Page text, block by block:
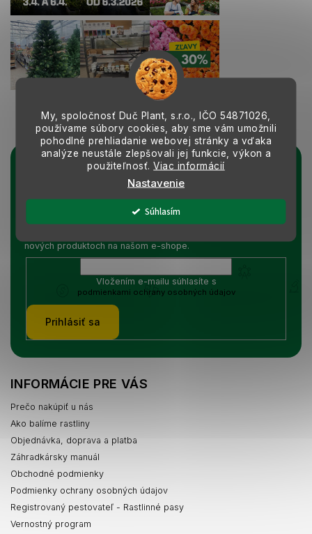
My, spoločnosť Duč Plant, s.r.o., IČO 54871026,
používame súbory cookies, aby sme vám umožnili
pohodlné prehliadanie webovej stránky a vďaka
analýze neustále zlepšovali jej funkcie, výkon a
použiteľnosť.Viac informácií
Nastavenie
Súhlasím
Sledovať na Instagrame
Prihlásiť sa k odberu noviniek
Vložením e-mailu súhlasíte s podmienkami
ochrany osobných údajov
nových produktoch na našom e-shope.
Vložením e-mailu súhlasíte s
podmienkami ochrany osobných údajov
Prihlásiť sa
INFORMÁCIE PRE VÁS
Prečo nakúpiť u nás
Ako balíme rastliny
Objednávka, doprava a platba
Záhradkársky manuál
Obchodné podmienky
Podmienky ochrany osobných údajov
Registrovaný pestovateľ - Rastlinné pasy
Vernostný program